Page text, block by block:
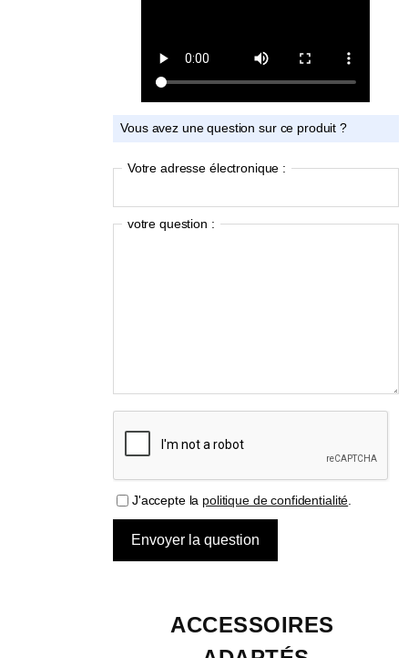
Vous avez une question sur ce produit ?
Votre adresse électronique :
votre question :
J'accepte la politique de confidentialité
ACCESSOIRES